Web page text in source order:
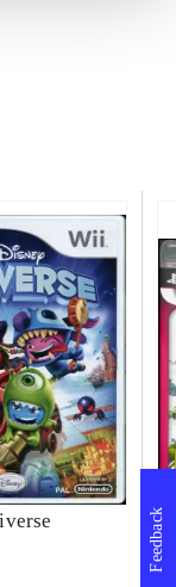
Feedback